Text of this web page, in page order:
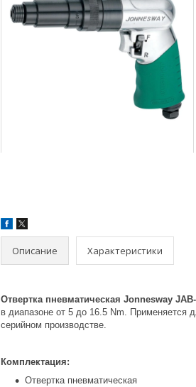
Описание Характеристики
Отвертка пневматическая Jonnesway
в диапазоне от 5 до 16.5 Nm. Применяется
серийном производстве.
Комплектация:
Отвертка пневматическая